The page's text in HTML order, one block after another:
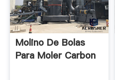
Molino De Bolas
Para Moler Carbon